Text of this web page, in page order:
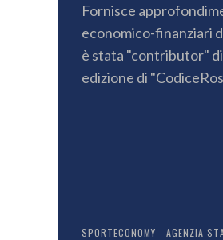
Fornisce
economico-finanziari
è stata "contributor"
edizione di
SPORTECONOMY - AGENZIA